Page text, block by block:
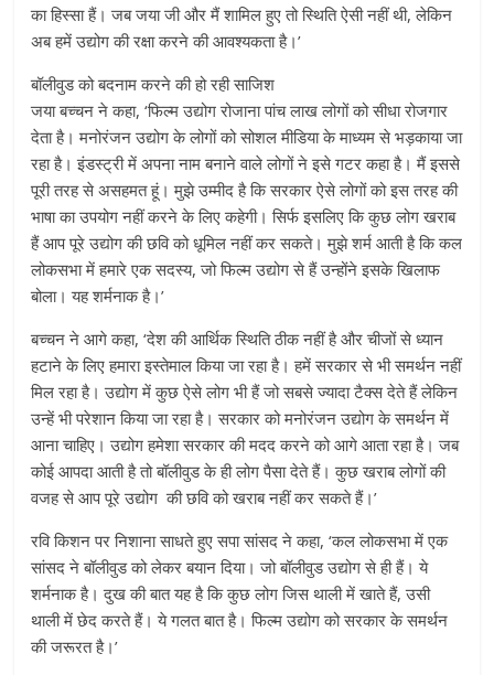
का हिस्सा हैं। जब जया जी और मैं शामिल हुए तो स्थिति ऐसी नहीं थी, लेकिन
अब हमें उद्योग की रक्षा करने की आवश्यकता है।’
बॉलीवुड को बदनाम करने की हो रही साजिश
जया बच्चन ने कहा, ‘फिल्म उद्योग रोजाना पांच लाख लोगों को सीधा रोजगार
देता है। मनोरंजन उद्योग के लोगों को सोशल मीडिया के माध्यम से भड़काया जा
रहा है। इंडस्ट्री में अपना नाम बनाने वाले लोगों ने इसे गटर कहा है। मैं इससे
पूरी तरह से असहमत हूं। मुझे उम्मीद है कि सरकार ऐसे लोगों को इस तरह की
भाषा का उपयोग नहीं करने के लिए कहेगी। सिर्फ इसलिए कि कुछ लोग खराब
हैं आप पूरे उद्योग की छवि को धूमिल नहीं कर सकते। मुझे शर्म आती है कि कल
लोकसभा में हमारे एक सदस्य, जो फिल्म उद्योग से हैं उन्होंने इसके खिलाफ
बोला। यह शर्मनाक है।’
बच्चन ने आगे कहा, ‘देश की आर्थिक स्थिति ठीक नहीं है और चीजों से ध्यान
हटाने के लिए हमारा इस्तेमाल किया जा रहा है। हमें सरकार से भी समर्थन नहीं
मिल रहा है। उद्योग में कुछ ऐसे लोग भी हैं जो सबसे ज्यादा टैक्स देते हैं लेकिन
उन्हें भी परेशान किया जा रहा है। सरकार को मनोरंजन उद्योग के समर्थन में
आना चाहिए। उद्योग हमेशा सरकार की मदद करने को आगे आता रहा है। जब
कोई आपदा आती है तो बॉलीवुड के ही लोग पैसा देते हैं। कुछ खराब लोगों की
वजह से आप पूरे उद्योग की छवि को खराब नहीं कर सकते हैं।’
रवि किशन पर निशाना साधते हुए सपा सांसद ने कहा, ‘कल लोकसभा में एक
सांसद ने बॉलीवुड को लेकर बयान दिया। जो बॉलीवुड उद्योग से ही हैं। ये
शर्मनाक है। दुख की बात यह है कि कुछ लोग जिस थाली में खाते हैं, उसी
थाली में छेद करते हैं। ये गलत बात है। फिल्म उद्योग को सरकार के समर्थन
की जरूरत है।’